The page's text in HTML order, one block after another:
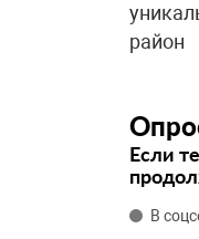
район
Если
В